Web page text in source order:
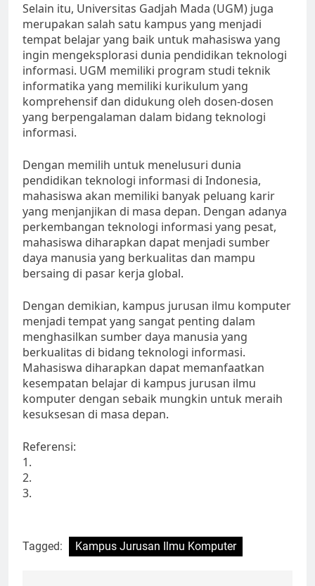
Selain itu, Universitas Gadjah Mada (UGM) juga
merupakan salah satu kampus yang menjadi
tempat belajar yang baik untuk mahasiswa yang
ingin mengeksplorasi dunia pendidikan teknologi
informasi. UGM memiliki program studi teknik
informatika yang memiliki kurikulum yang
komprehensif dan didukung oleh dosen-dosen
yang berpengalaman dalam bidang teknologi
informasi.
Dengan memilih untuk menelusuri dunia
pendidikan teknologi informasi di Indonesia,
mahasiswa akan memiliki banyak peluang karir
yang menjanjikan di masa depan. Dengan adanya
perkembangan teknologi informasi yang pesat,
mahasiswa diharapkan dapat menjadi sumber
daya manusia yang berkualitas dan mampu
bersaing di pasar kerja global.
Dengan demikian, kampus jurusan ilmu komputer
menjadi tempat yang sangat penting dalam
menghasilkan sumber daya manusia yang
berkualitas di bidang teknologi informasi.
Mahasiswa diharapkan dapat memanfaatkan
kesempatan belajar di kampus jurusan ilmu
komputer dengan sebaik mungkin untuk meraih
kesuksesan di masa depan.
Referensi:
1.
2.
3.
Tagged: Kampus Jurusan Ilmu Komputer